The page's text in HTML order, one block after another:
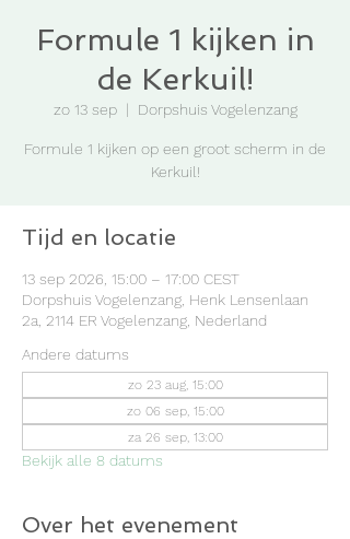
Formule 1 kijken in
de Kerkuil!
zo 13 sep
  |
Dorpshuis Vogelenzang
Formule 1 kijken op een groot scherm in de
Kerkuil!
Tijd en locatie
13 sep 2026, 15:00 – 17:00 CEST
Dorpshuis Vogelenzang, Henk Lensenlaan
2a, 2114 ER Vogelenzang, Nederland
Andere datums
zo 23 aug, 15:00
zo 06 sep, 15:00
za 26 sep, 13:00
Bekijk alle 8 datums
Over het evenement